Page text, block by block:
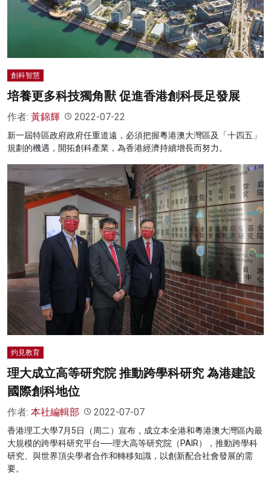
創科智慧
培養更多科技獨角獸 促進香港創科長足發展
作者: 黃錦輝 2022-07-22
新一屆特區政府政府任重道遠，必須把握粵港澳大灣區及「十四五」
規劃的機遇，開拓創科產業，為香港經濟持續增長而努力。
灼見教育
理大成立高等研究院 推動跨學科研究 為港建設
國際創科地位
作者: 本社編輯部 2022-07-07
香港理工大學7月5日（周二）宣布，成立本全港和粵港澳大灣區內最
大規模的跨學科研究平台──理大高等研究院（PAIR），推動跨學科
研究、與世界頂尖學者合作和轉移知識，以創新配合社會發展的需
要。